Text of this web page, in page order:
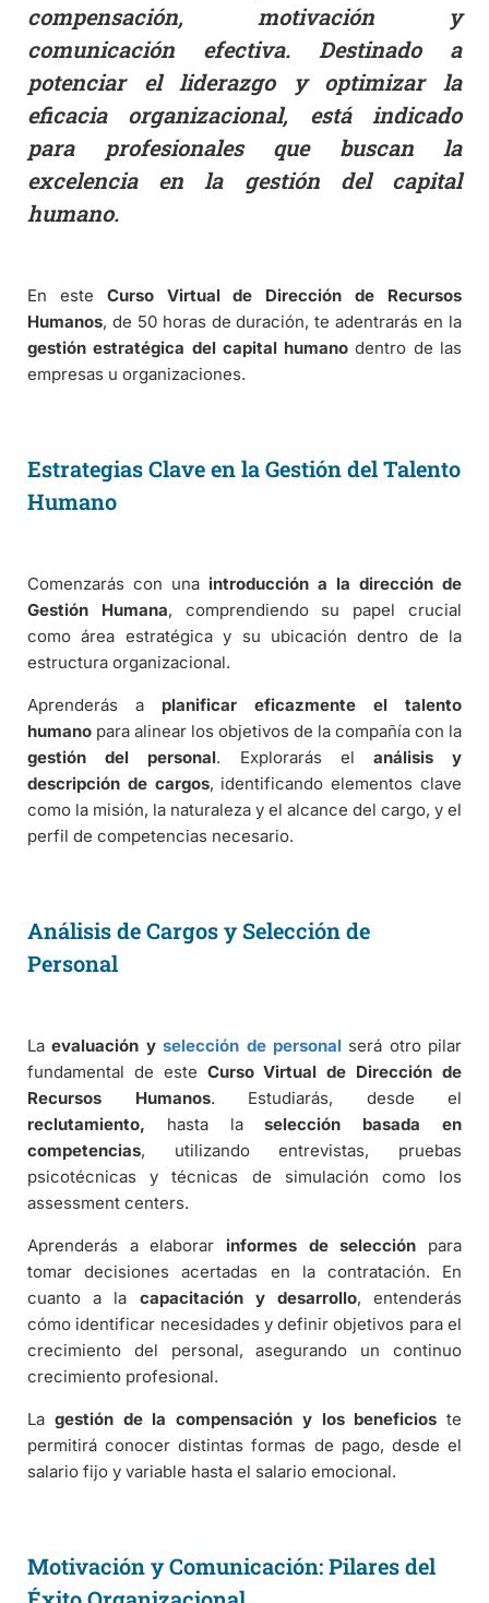
compensación, motivación y
comunicación efectiva. Destinado a
potenciar el liderazgo y optimizar la
eficacia organizacional, está indicado
para profesionales que buscan la
excelencia en la gestión del capital
humano.
En este Curso Virtual de Dirección de Recursos
Humanos, de 50 horas de duración, te adentrarás en la
gestión estratégica del capital humano dentro de las
empresas u organizaciones.
Estrategias Clave en la Gestión del Talento
Humano
Comenzarás con una introducción a la dirección de
Gestión Humana, comprendiendo su papel crucial
como área estratégica y su ubicación dentro de la
estructura organizacional.
Aprenderás a planificar eficazmente el talento
humano para alinear los objetivos de la compañía con la
gestión del personal. Explorarás el análisis y
descripción de cargos, identificando elementos clave
como la misión, la naturaleza y el alcance del cargo, y el
perfil de competencias necesario.
Análisis de Cargos y Selección de
Personal
Laevaluación yselección de personalserá otro pilar
fundamental de este Curso Virtual de Dirección de
Recursos Humanos. Estudiarás, desde el
reclutamiento, hasta laselección basada en
competencias, utilizando entrevistas, pruebas
psicotécnicas y técnicas de simulación como los
assessment centers.
Aprenderás a elaborar informes de selección para
tomar decisiones acertadas en la contratación. En
cuanto a la capacitación y desarrollo, entenderás
cómo identificar necesidades y definir objetivos para el
crecimiento del personal, asegurando un continuo
crecimiento profesional.
La gestión de la compensación y los beneficios te
permitirá conocer distintas formas de pago, desde el
salario fijo y variable hasta el salario emocional.
Motivación y Comunicación: Pilares del